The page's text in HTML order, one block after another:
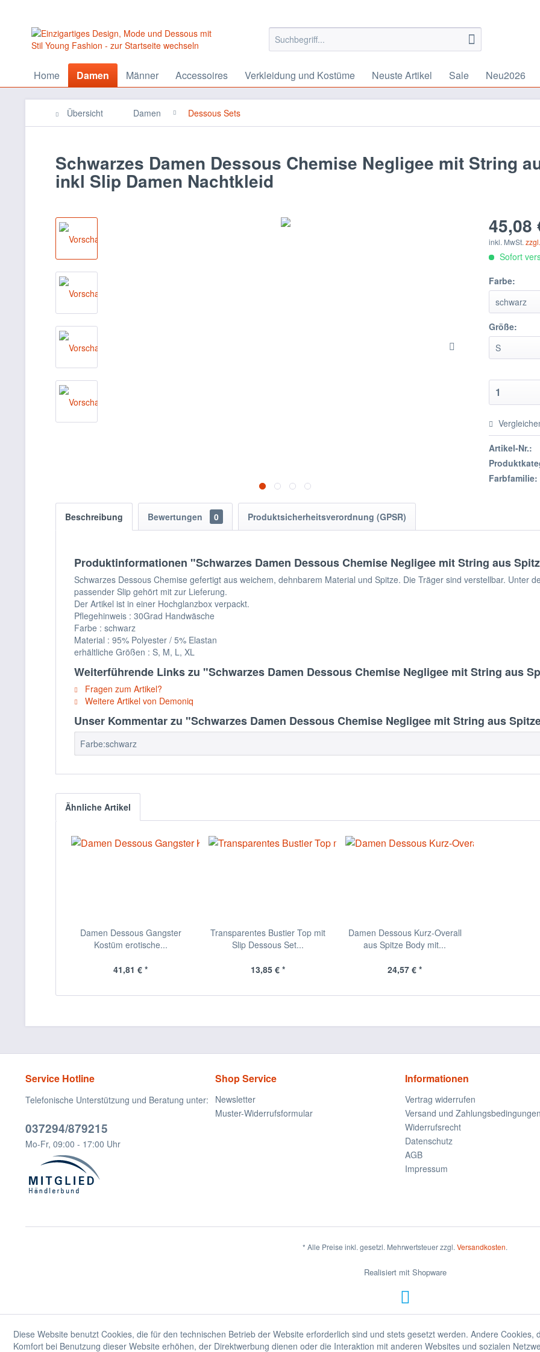
Home Damen Männer Accessoires Verkleidung und Kostüme Neuste Artikel Sale Neu2026
Übersicht Damen Dessous Sets
Schwarzes Damen Dessous Chemise Negligee mit String
inkl Slip Damen Nachtkleid
45,08
inkl. MwSt.
Sofort
Farbe:
Größe:
Artikel-Nr.:
Farbfamilie:
Beschreibung Bewertungen 0 Produktsicherheitsverordnung (GPSR)
Produktinformationen "Schwarzes Damen Dessous Chemise Negligee mit String aus
Schwarzes Dessous Chemise gefertigt aus weichem, dehnbarem Material und Spitze. Die Träger sind verstellbar. Unter
passender Slip gehört mit zur Lieferung.
Der Artikel ist in einer Hochglanzbox verpackt.
Pflegehinweis : 30Grad Handwäsche
Farbe : schwarz
Material : 95% Polyester / 5% Elastan
erhältliche Größen : S, M, L, XL
Weiterführende Links zu "Schwarzes Damen Dessous Chemise Negligee mit String aus
Fragen zum Artikel?
Weitere Artikel von Demoniq
Unser Kommentar zu "Schwarzes Damen Dessous Chemise Negligee mit String aus
Farbe:schwarz
Ähnliche Artikel
Damen Dessous Gangster
Kostüm erotische...
41,81 € *
Transparentes Bustier Top mit
Slip Dessous Set...
13,85 € *
Damen Dessous Kurz-Overall
aus Spitze Body mit...
24,57 € *
Service Hotline
Telefonische Unterstützung und Beratung unter:
037294/879215
Mo-Fr, 09:00 - 17:00 Uhr
Shop Service
Newsletter
Muster-Widerrufsformular
Informationen
Vertrag widerrufen
Versand und Zahlungsbedingungen
Widerrufsrecht
Datenschutz
AGB
Impressum
* Alle Preise inkl. gesetzl. Mehrwertsteuer zzgl. Versandkosten.
Realisiert mit Shopware
Diese Website benutzt Cookies, die für den technischen Betrieb der Website erforderlich sind und stets gesetzt werden. Andere Cookies,
Komfort bei Benutzung dieser Website erhöhen, der Direktwerbung dienen oder die Interaktion mit anderen Websites und sozialen